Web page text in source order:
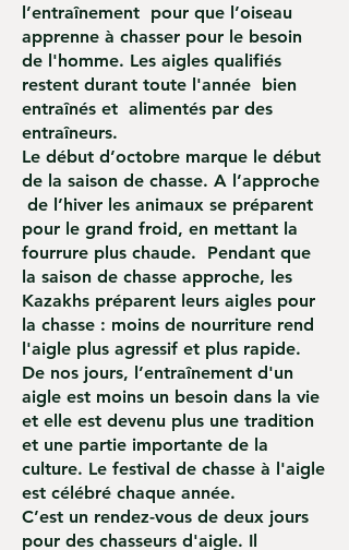
l’entraînement pour que l’oiseau
apprenne à chasser pour le besoin
de l'homme. Les aigles qualifiés
restent durant toute l'année bien
entraînés et alimentés par des
entraîneurs.
Le début d’octobre marque le début
de la saison de chasse. A l’approche
de l’hiver les animaux se préparent
pour le grand froid, en mettant la
fourrure plus chaude. Pendant que
la saison de chasse approche, les
Kazakhs préparent leurs aigles pour
la chasse : moins de nourriture rend
l'aigle plus agressif et plus rapide.
De nos jours, l’entraînement d'un
aigle est moins un besoin dans la vie
et elle est devenu plus une tradition
et une partie importante de la
culture. Le festival de chasse à l'aigle
est célébré chaque année.
C’est un rendez-vous de deux jours
pour des chasseurs d'aigle. Il